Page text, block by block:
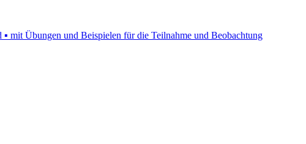
mit Übungen und Beispielen für die Teilnahme und Beobachtung